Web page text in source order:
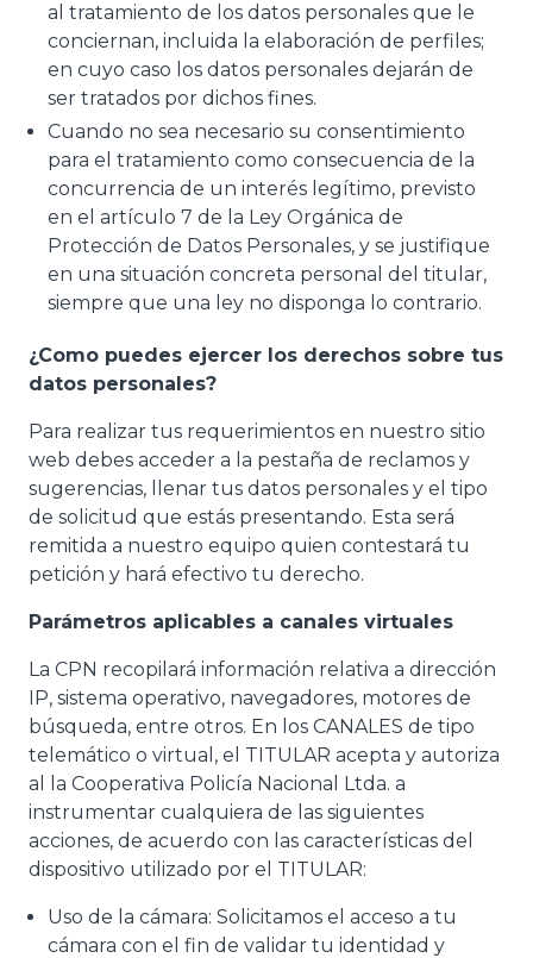
al tratamiento de los datos personales que le
conciernan, incluida la elaboración de perfiles;
en cuyo caso los datos personales dejarán de
ser tratados por dichos fines.
Cuando no sea necesario su consentimiento
para el tratamiento como consecuencia de la
concurrencia de un interés legítimo, previsto
en el artículo 7 de la Ley Orgánica de
Protección de Datos Personales, y se justifique
en una situación concreta personal del titular,
siempre que una ley no disponga lo contrario.
¿Como puedes ejercer los derechos sobre tus
datos personales?
Para realizar tus requerimientos en nuestro sitio
web debes acceder a la pestaña de reclamos y
sugerencias, llenar tus datos personales y el tipo
de solicitud que estás presentando. Esta será
remitida a nuestro equipo quien contestará tu
petición y hará efectivo tu derecho.
Parámetros aplicables a canales virtuales
La CPN recopilará información relativa a dirección
IP, sistema operativo, navegadores, motores de
búsqueda, entre otros. En los CANALES de tipo
telemático o virtual, el TITULAR acepta y autoriza
al la Cooperativa Policía Nacional Ltda. a
instrumentar cualquiera de las siguientes
acciones, de acuerdo con las características del
dispositivo utilizado por el TITULAR:
Uso de la cámara: Solicitamos el acceso a tu
cámara con el fin de validar tu identidad y